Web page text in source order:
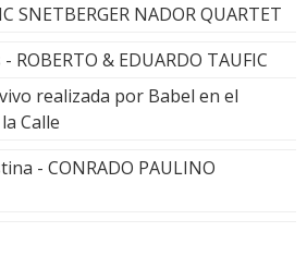
SNETBERGER NADOR QUARTET
ROBERTO & EDUARDO TAUFIC
realizada por Babel en el
Calle
- CONRADO PAULINO